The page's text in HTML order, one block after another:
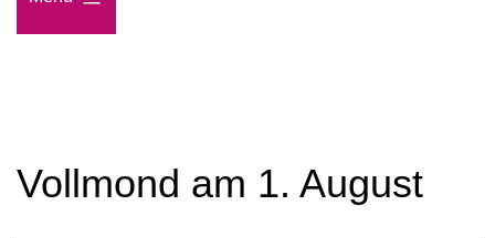
Vollmond am 1. August